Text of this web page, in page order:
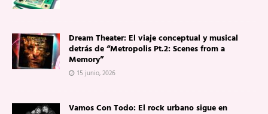
Dream Theater: El viaje conceptual y musical
detrás de “Metropolis Pt.2: Scenes from a
Memory”
15 junio, 2026
Vamos Con Todo: El rock urbano sigue en